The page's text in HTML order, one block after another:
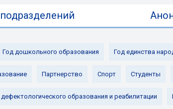
Год дошкольного образования Год единства
Партнерство Спорт Студенты
образования и реабилитации